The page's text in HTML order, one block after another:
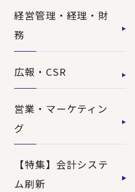
経営管理・経理・財
務
広報・CSR
営業・マーケティン
グ
【特集】会計システ
ム刷新